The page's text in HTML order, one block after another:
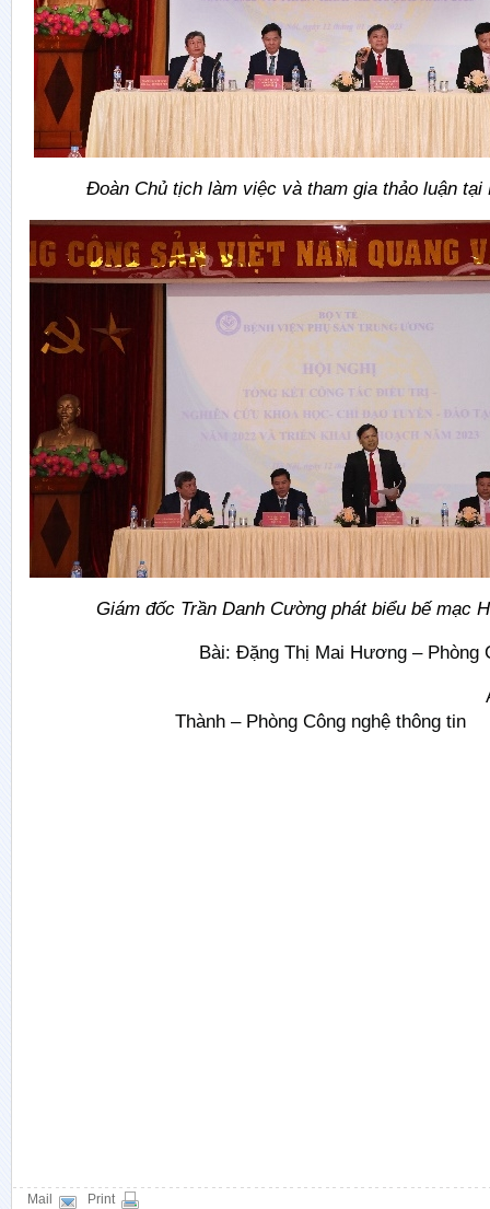
Đoàn Chủ tịch làm việc và tham gia thảo luận tại
Giám đốc Trần Danh Cường phát biểu bế mạc
Bài: Đặng Thị Mai Hương – Phòng
Ảnh: Đàm
Thành – Phòng Công nghệ thông tin
Mail Print